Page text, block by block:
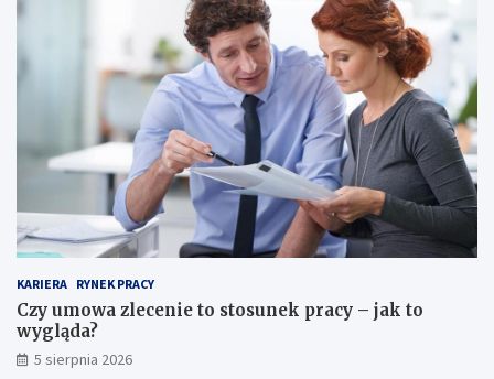
KARIERA RYNEK PRACY
Czy umowa zlecenie to stosunek pracy – jak to
wygląda?
5 sierpnia 2026